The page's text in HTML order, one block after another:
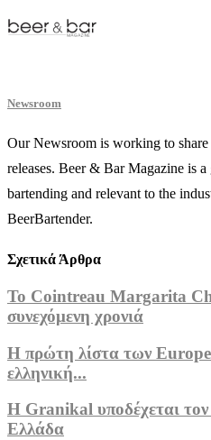
Newsroom
Our Newsroom is working to share
releases. Beer & Bar Magazine is a
bartending and relevant to the
BeerBartender.
Σχετικά Άρθρα
Το Cointreau Margarita
συνεχόμενη χρονιά
Η πρώτη λίστα των
ελληνική...
Η Granikal υποδέχεται
Ελλάδα